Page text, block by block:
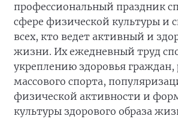
профессиональный праздник
сфере физической культуры и
всех, кто ведет активный и
жизни. Их ежедневный труд
укреплению здоровья
массового спорта,
физической активности и
культуры здорового образа